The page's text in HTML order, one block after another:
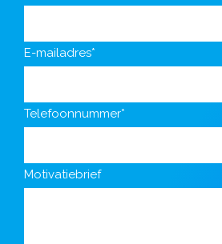
E-mailadres*
Telefoonnummer*
Motivatiebrief